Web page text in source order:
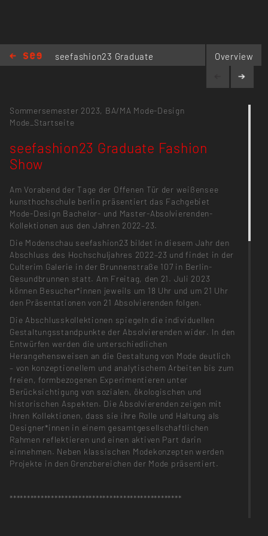
seefashion23 Graduate
Overview
Sommersemester 2023, BA/MA Mode-Design
Mode_Startseite
seefashion23 Graduate Fashion
Show
Am Vorabend der Tage der Offenen Tür der weißensee
kunsthochschule berlin präsentiert das Fachgebiet
Mode-Design Bachelor- und Master-Absolvierenden-
Kollektionen aus den Jahren 2022–23.
Die Modenschau seefashion23 bildet in diesem Jahr den
Abschluss des Hochschuljahres 2022–23 und findet in der
Culterim Galerie in der Brunnenstraße 107 in Berlin-
Gesundbrunnen statt. Am Freitag, den 21. Juli 2023
können Besucher*innen jeweils um 18 Uhr und um 21 Uhr
den Präsentationen von 21 Absolvierenden folgen.
Die Abschlusskollektionen spiegeln die individuellen
Gestaltungsstandpunkte der Absolvierenden wider. In den
Entwürfen werden die unterschiedlichen
Herangehensweisen an die Gestaltung von Mode deutlich
– von konzeptionellem und analytischem Arbeiten bis zum
freien, formbezogenen Experimentieren unter
Berücksichtigung von sozialen, ökologischen und
historischen Aspekten. Die Absolvierenden zeigen mit
ihren Kollektionen, dass sie ihre Rolle und Haltung als
Designer*innen in einem gesamtgesellschaftlichen
Rahmen reflektieren und einen aktiven Part darin
einnehmen. Neben klassischen Modekonzepten werden
Projekte in den Grenzbereichen der Mode präsentiert.
**************************************************